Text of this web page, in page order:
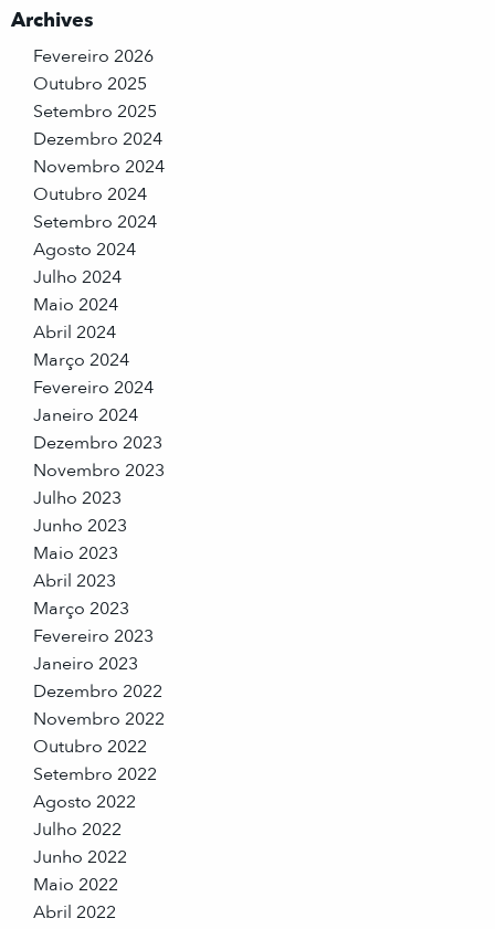
Archives
Fevereiro 2026
Outubro 2025
Setembro 2025
Dezembro 2024
Novembro 2024
Outubro 2024
Setembro 2024
Agosto 2024
Julho 2024
Maio 2024
Abril 2024
Março 2024
Fevereiro 2024
Janeiro 2024
Dezembro 2023
Novembro 2023
Julho 2023
Junho 2023
Maio 2023
Abril 2023
Março 2023
Fevereiro 2023
Janeiro 2023
Dezembro 2022
Novembro 2022
Outubro 2022
Setembro 2022
Agosto 2022
Julho 2022
Junho 2022
Maio 2022
Abril 2022